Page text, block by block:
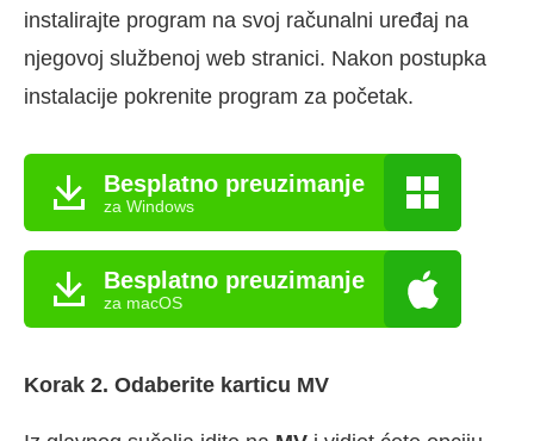
instalirajte program na svoj računalni uređaj na
njegovoj službenoj web stranici. Nakon postupka
instalacije pokrenite program za početak.
Besplatno preuzimanje
za Windows
Besplatno preuzimanje
za macOS
Korak 2. Odaberite karticu MV